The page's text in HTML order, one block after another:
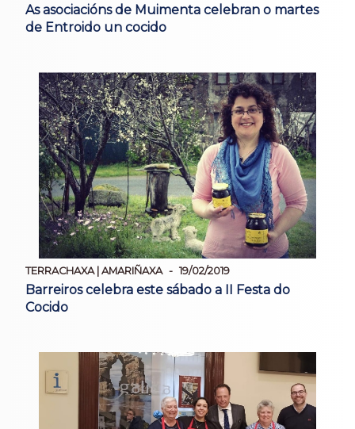
As asociacións de Muimenta celebran o martes
de Entroido un cocido
TERRACHAXA | AMARIÑAXA 19/02/2019
Barreiros celebra este sábado a II Festa do
Cocido